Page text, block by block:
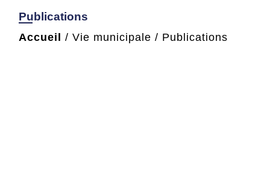
Publications
Accueil / Vie municipale / Publications